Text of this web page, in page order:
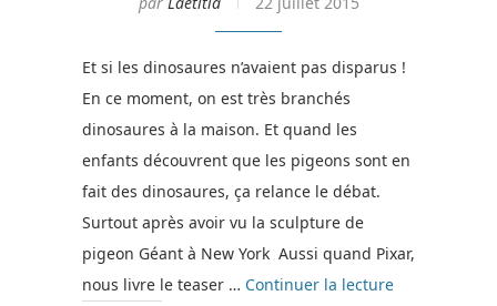
Et si les dinosaures n’avaient pas disparus !
En ce moment, on est très branchés
dinosaures à la maison. Et quand les
enfants découvrent que les pigeons sont en
fait des dinosaures, ça relance le débat.
Surtout après avoir vu la sculpture de
pigeon Géant à New York Aussi quand Pixar,
nous livre le teaser … Continuer la lecturede